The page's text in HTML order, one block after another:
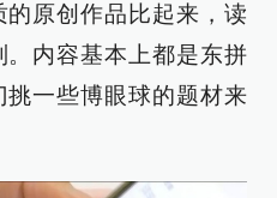
原创作品比起来，读
内容基本上都是东拼
一些博眼球的题材来